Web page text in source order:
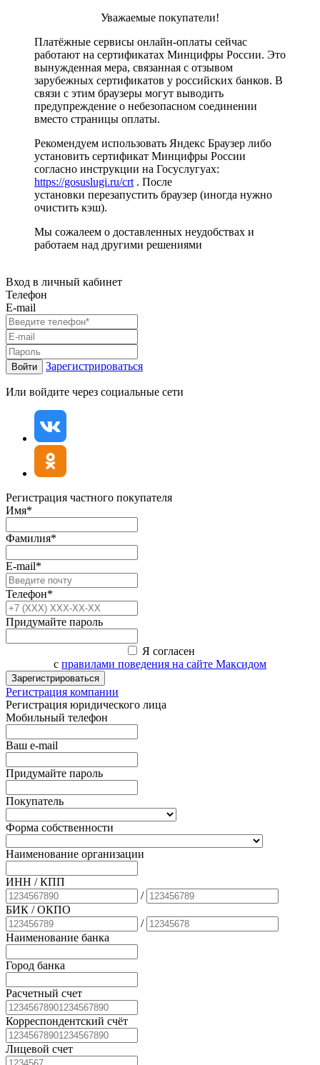
Уважаемые покупатели!
Платёжные сервисы онлайн-оплаты сейчас
работают на сертификатах Минцифры России. Это
вынужденная мера, связанная с отзывом
зарубежных сертификатов у российских банков. В
связи с этим браузеры могут выводить
предупреждение о небезопасном соединении
вместо страницы оплаты.
Рекомендуем использовать Яндекс Браузер либо
установить сертификат Минцифры России
согласно инструкции на Госуслугуах:
https://gosuslugi.ru/crt . После
установки перезапустить браузер (иногда нужно
очистить кэш).
Мы сожалеем о доставленных неудобствах и
работаем над другими решениями
Вход в личный кабинет
Телефон
E-mail
Войти Зарегистрироваться
Или войдите через социальные сети
Регистрация частного покупателя
Имя*
Фамилия*
E-mail*
Телефон*
Придумайте пароль
Я согласен
с правилами поведения на сайте Максидом
Зарегистрироваться
Регистрация компании
Регистрация юридического лица
Мобильный телефон
Ваш e-mail
Придумайте пароль
Покупатель
Форма собственности
Наименование организации
ИНН / КПП
/
БИК / ОКПО
/
Наименование банка
Город банка
Расчетный счет
Корреспондентский счёт
Лицевой счет